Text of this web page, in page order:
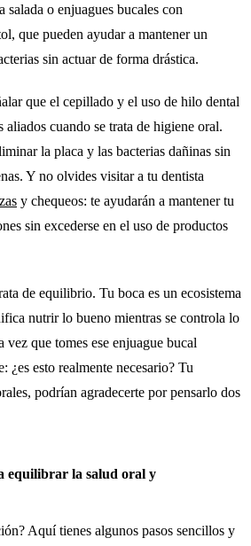
salada o enjuagues bucales con
que pueden ayudar a mantener un
sin actuar de forma drástica.
que el cepillado y el uso de hilo dental
aliados cuando se trata de higiene oral.
la placa y las bacterias dañinas sin
Y no olvides visitar a tu dentista
y chequeos: te ayudarán a mantener tu
sin excederse en el uso de productos
de equilibrio. Tu boca es un ecosistema
nutrir lo bueno mientras se controla lo
que tomes ese enjuague bucal
¿es esto realmente necesario? Tu
podrían agradecerte por pensarlo dos
equilibrar la salud oral y
Aquí tienes algunos pasos sencillos y